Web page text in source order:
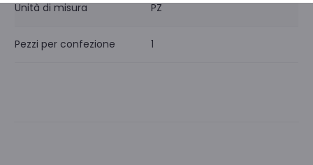
Unità di misura PZ
Pezzi per confezione 1